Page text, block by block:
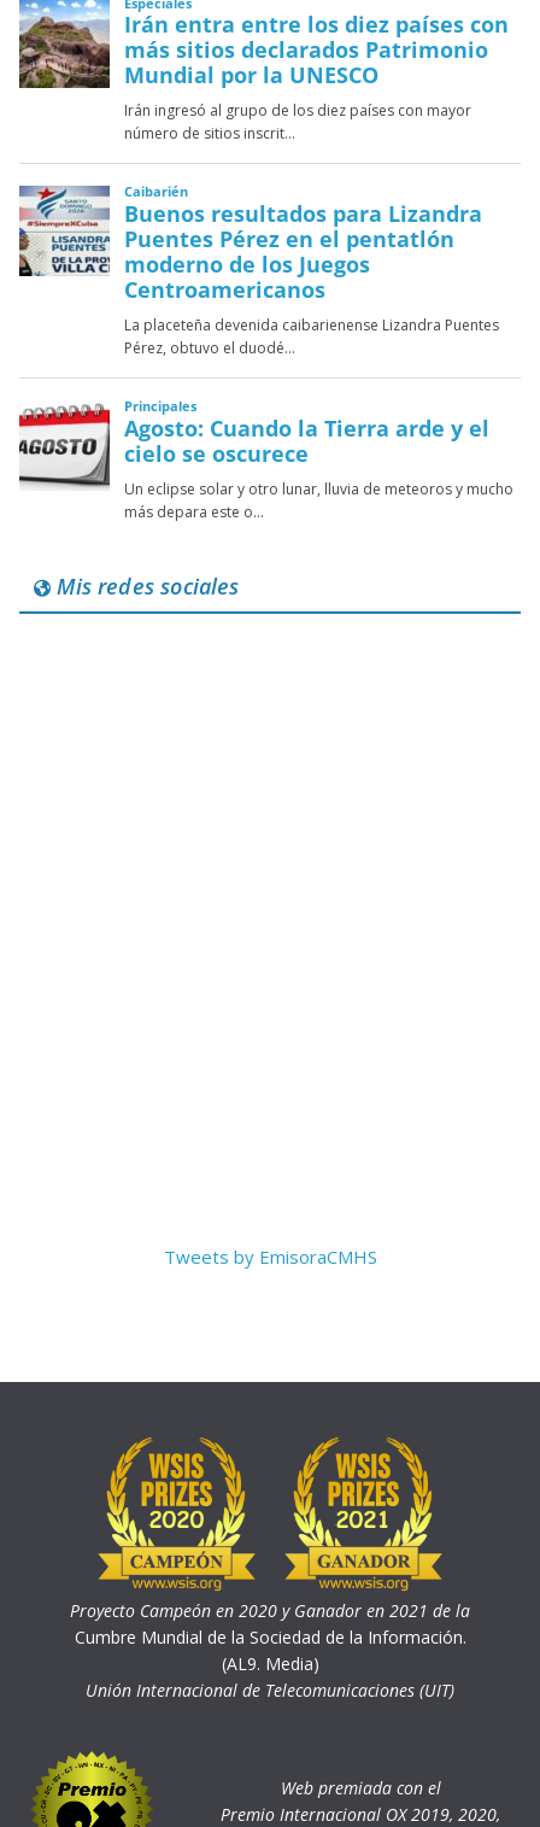
Mis redes sociales
Tweets by EmisoraCMHS
Proyecto Campeón en 2020 y Ganador en 2021 de la
Cumbre Mundial de la Sociedad de la Información.
(AL9. Media)
Unión Internacional de Telecomunicaciones (UIT)
Web premiada con el
Premio Internacional OX 2019, 2020,